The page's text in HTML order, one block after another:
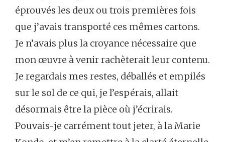
éprouvés les deux ou trois premières fois
que j’avais transporté ces mêmes cartons.
Je n’avais plus la croyance nécessaire que
mon œuvre à venir rachèterait leur contenu.
Je regardais mes restes, déballés et empilés
sur le sol de ce qui, je l’espérais, allait
désormais être la pièce où j’écrirais.
Pouvais-je carrément tout jeter, à la Marie